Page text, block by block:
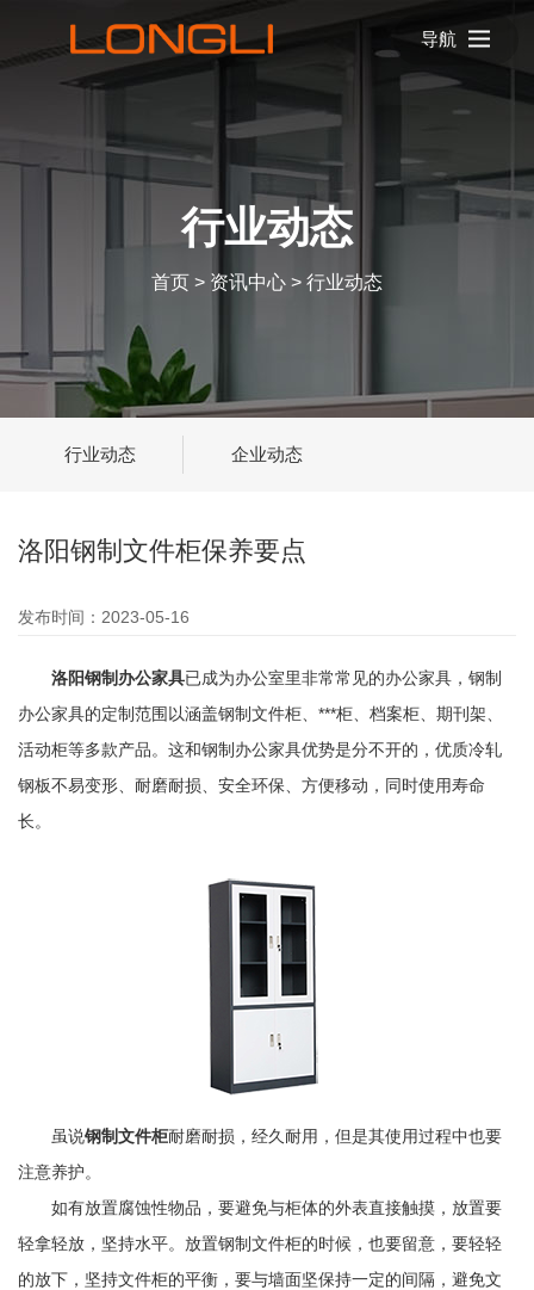
导航
行业动态
首页 > 资讯中心 > 行业动态
行业动态 企业动态
洛阳钢制文件柜保养要点
发布时间：2023-05-16
洛阳钢制办公家具已成为办公室里非常常见的办公家具，钢制
办公家具的定制范围以涵盖钢制文件柜、***柜、档案柜、期刊架、
活动柜等多款产品。这和钢制办公家具优势是分不开的，优质冷轧
钢板不易变形、耐磨耐损、安全环保、方便移动，同时使用寿命
长。
虽说钢制文件柜耐磨耐损，经久耐用，但是其使用过程中也要
注意养护。
如有放置腐蚀性物品，要避免与柜体的外表直接触摸，放置要
轻拿轻放，坚持水平。放置钢制文件柜的时候，也要留意，要轻轻
的放下，坚持文件柜的平衡，要与墙面坚保持一定的间隔，避免文